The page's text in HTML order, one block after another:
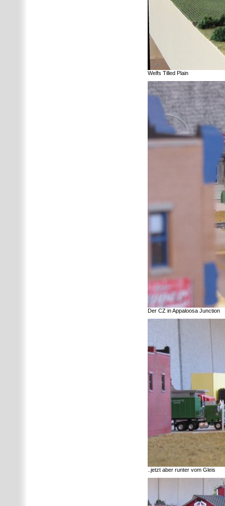
Welfs Tilled Plain
Der CZ in Appaloosa Junction
..jetzt aber runter vom Gleis